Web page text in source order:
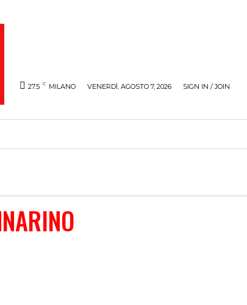
27.5 C MILANO VENERDÌ, AGOSTO 7, 2026 SIGN IN / JOIN